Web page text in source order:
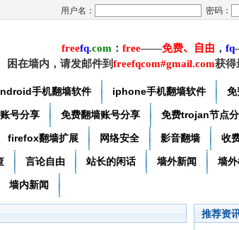
用户名： 密码：
freefq.com ： free——免费、自由 ， fq
困在墙内，请发邮件到freefqcom#gmail.com获得
手机翻墙软件 iphone手机翻墙软件 免
号分享 免费翻墙账号分享 免费trojan节点
firefox翻墙扩展 网络安全 影音翻墙 收
言论自由 站长的闲话 墙外新闻 墙
墙内新闻
推荐资